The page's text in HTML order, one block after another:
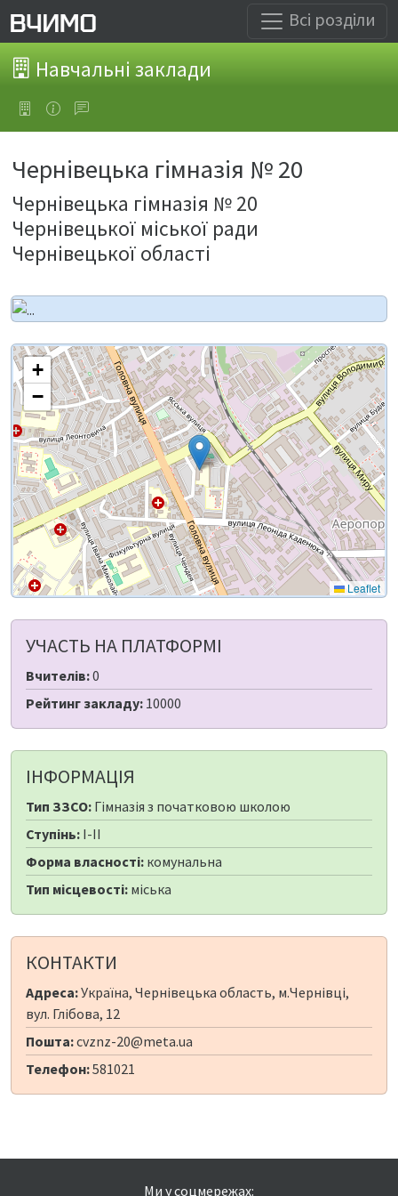
Всі розділи
Навчальні заклади
Чернівецька гімназія № 20
Чернівецька гімназія № 20
Чернівецької міської ради
Чернівецької області
+
−
Leaflet
УЧАСТЬ НА ПЛАТФОРМІ
Вчителів:0
Рейтинг закладу: 10000
ІНФОРМАЦІЯ
Тип ЗЗСО: Гімназія з початковою школою
Ступінь: I-II
Форма власності: комунальна
Тип місцевості: міська
КОНТАКТИ
Адреса:Україна, Чернівецька область, м.Чернівці,
вул. Глібова, 12
Пошта:cvznz-20@meta.ua
Телефон:581021
Ми у соцмережах: